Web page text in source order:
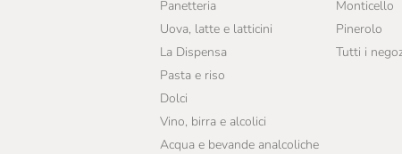
Panetteria
Uova, latte e latticini
La Dispensa
Pasta e riso
Dolci
Vino, birra e alcolici
Acqua e bevande analcoliche
Monticello
Pinerolo
Tutti i